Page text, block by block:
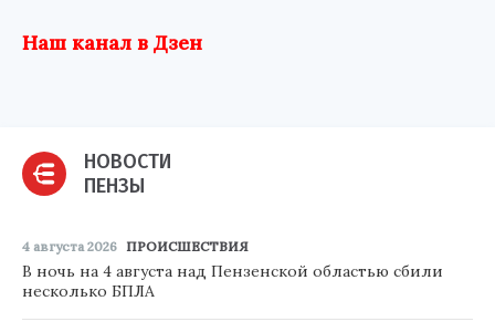
Наш канал в Дзен
НОВОСТИ
ПЕНЗЫ
4 августа 2026 ПРОИСШЕСТВИЯ
В ночь на 4 августа над Пензенской областью сбили
несколько БПЛА